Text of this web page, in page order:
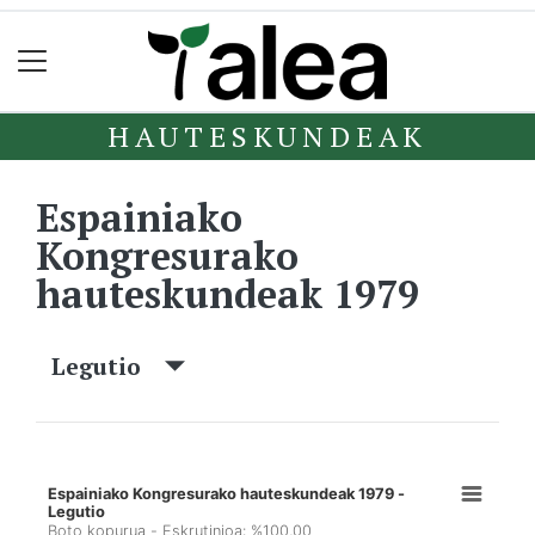
HAUTESKUNDEAK
Espainiako
Kongresurako
hauteskundeak 1979
Legutio
Espainiako Kongresurako hauteskundeak 1979 -
Legutio
Boto kopurua - Eskrutinioa: %100,00